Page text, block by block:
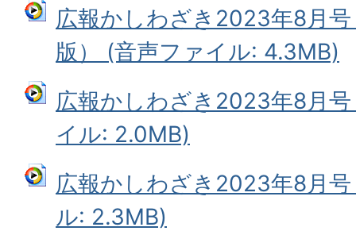
広報かしわざき2023年8月
版） (音声ファイル: 4.3MB)
広報かしわざき2023年8月
イル: 2.0MB)
広報かしわざき2023年8月
ル: 2.3MB)